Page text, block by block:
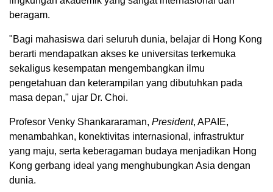
beragam.
"Bagi mahasiswa dari seluruh dunia, belajar di Hong Kong
berarti mendapatkan akses ke universitas terkemuka
sekaligus kesempatan mengembangkan ilmu
pengetahuan dan keterampilan yang dibutuhkan pada
masa depan," ujar Dr. Choi.
Profesor Venky Shankararaman, President, APAIE,
menambahkan, konektivitas internasional, infrastruktur
yang maju, serta keberagaman budaya menjadikan Hong
Kong gerbang ideal yang menghubungkan Asia dengan
dunia.